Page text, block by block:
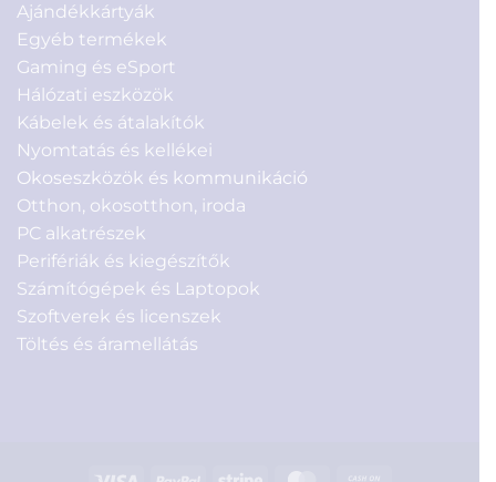
Ajándékkártyák
Egyéb termékek
Gaming és eSport
Hálózati eszközök
Kábelek és átalakítók
Nyomtatás és kellékei
Okoseszközök és kommunikáció
Otthon, okosotthon, iroda
PC alkatrészek
Perifériák és kiegészítők
Számítógépek és Laptopok
Szoftverek és licenszek
Töltés és áramellátás